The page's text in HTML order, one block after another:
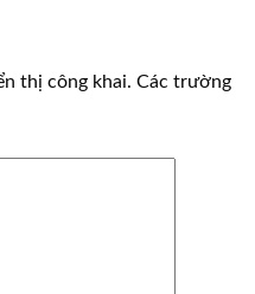
thị công khai. Các trường